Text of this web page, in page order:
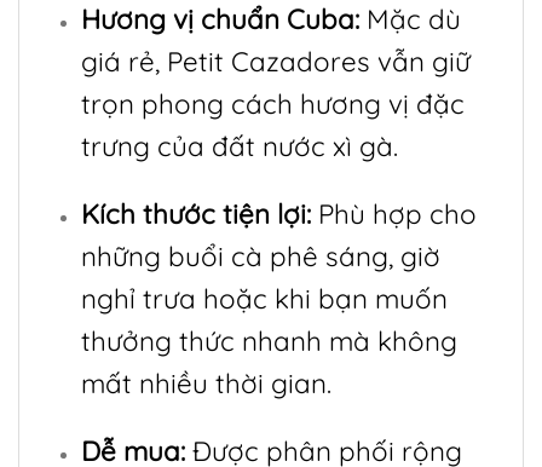
Hương vị chuẩn Cuba:Mặc dù
giá rẻ, Petit Cazadores vẫn giữ
trọn phong cách hương vị đặc
trưng của đất nước xì gà.
Kích thước tiện lợi:Phù hợp cho
những buổi cà phê sáng, giờ
nghỉ trưa hoặc khi bạn muốn
thưởng thức nhanh mà không
mất nhiều thời gian.
Dễ mua:Được phân phối rộng